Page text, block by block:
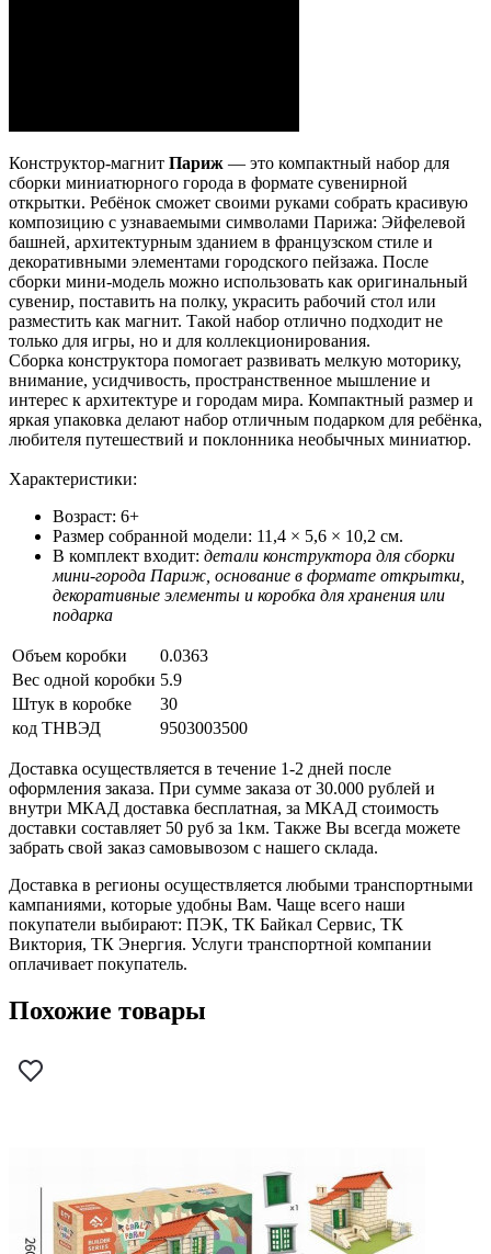
Конструктор-магнит Париж — это компактный набор для
сборки миниатюрного города в формате сувенирной
открытки. Ребёнок сможет своими руками собрать красивую
композицию с узнаваемыми символами Парижа: Эйфелевой
башней, архитектурным зданием в французском стиле и
декоративными элементами городского пейзажа. После
сборки мини-модель можно использовать как оригинальный
сувенир, поставить на полку, украсить рабочий стол или
разместить как магнит. Такой набор отлично подходит не
только для игры, но и для коллекционирования.
Сборка конструктора помогает развивать мелкую моторику,
внимание, усидчивость, пространственное мышление и
интерес к архитектуре и городам мира. Компактный размер и
яркая упаковка делают набор отличным подарком для ребёнка,
любителя путешествий и поклонника необычных миниатюр.
Характеристики:
Возраст: 6+
Размер собранной модели: 11,4 × 5,6 × 10,2 см.
В комплект входит: детали конструктора для сборки
мини-города Париж, основание в формате открытки,
декоративные элементы и коробка для хранения или
подарка
Объем коробки
0.0363
Вес одной коробки 5.9
Штук в коробке
30
код ТНВЭД
9503003500
Доставка осуществляется в течение 1-2 дней после
оформления заказа. При сумме заказа от 30.000 рублей и
внутри МКАД доставка бесплатная, за МКАД стоимость
доставки составляет 50 руб за 1км. Также Вы всегда можете
забрать свой заказ самовывозом с нашего склада.
Доставка в регионы осуществляется любыми транспортными
кампаниями, которые удобны Вам. Чаще всего наши
покупатели выбирают: ПЭК, ТК Байкал Сервис, ТК
Виктория, ТК Энергия. Услуги транспортной компании
оплачивает покупатель.
Похожие товары